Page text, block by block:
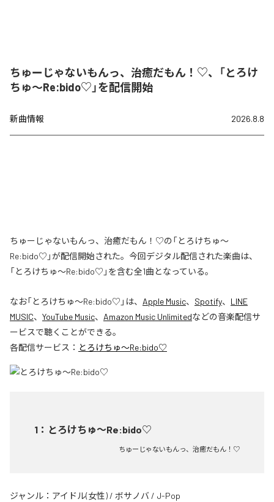
ちゅーじゃないもんっ、治癒だもん！♡、「とろけ
ちゅ〜Re:bido♡」を配信開始
新曲情報 2026.8.8
ちゅーじゃないもんっ、治癒だもん！♡の「とろけちゅ〜
Re:bido♡」が配信開始された。今回デジタル配信された楽曲は、
「とろけちゅ〜Re:bido♡」を含む全1曲となっている。
なお「とろけちゅ〜Re:bido♡ 」は、 Apple Music、 Spotify、 LINE
MUSIC、 YouTube Music、 Amazon Music Unlimitedなどの音楽配信サ
ービスで聴くことができる。
各配信サービス： とろけちゅ〜Re:bido♡
1 ： とろけちゅ〜Re:bido♡
ちゅーじゃないもんっ、治癒だもん！♡
ジャンル： アイドル(女性) / ボサノバ / J-Pop